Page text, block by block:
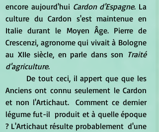
encore aujourd'hui Cardon d'Espagne. La
culture du Cardon s'est maintenue en
Italie durant le Moyen Âge. Pierre de
Crescenzi, agronome qui vivait à Bologne
au XIIe siècle, en parle dans son Traité
d'agriculture.
Anciens ont connu seulement le Cardon
et non l'Artichaut.  Comment ce dernier
légume fut-il  produit et à quelle époque
? L'Artichaut résulte probablement  d'une